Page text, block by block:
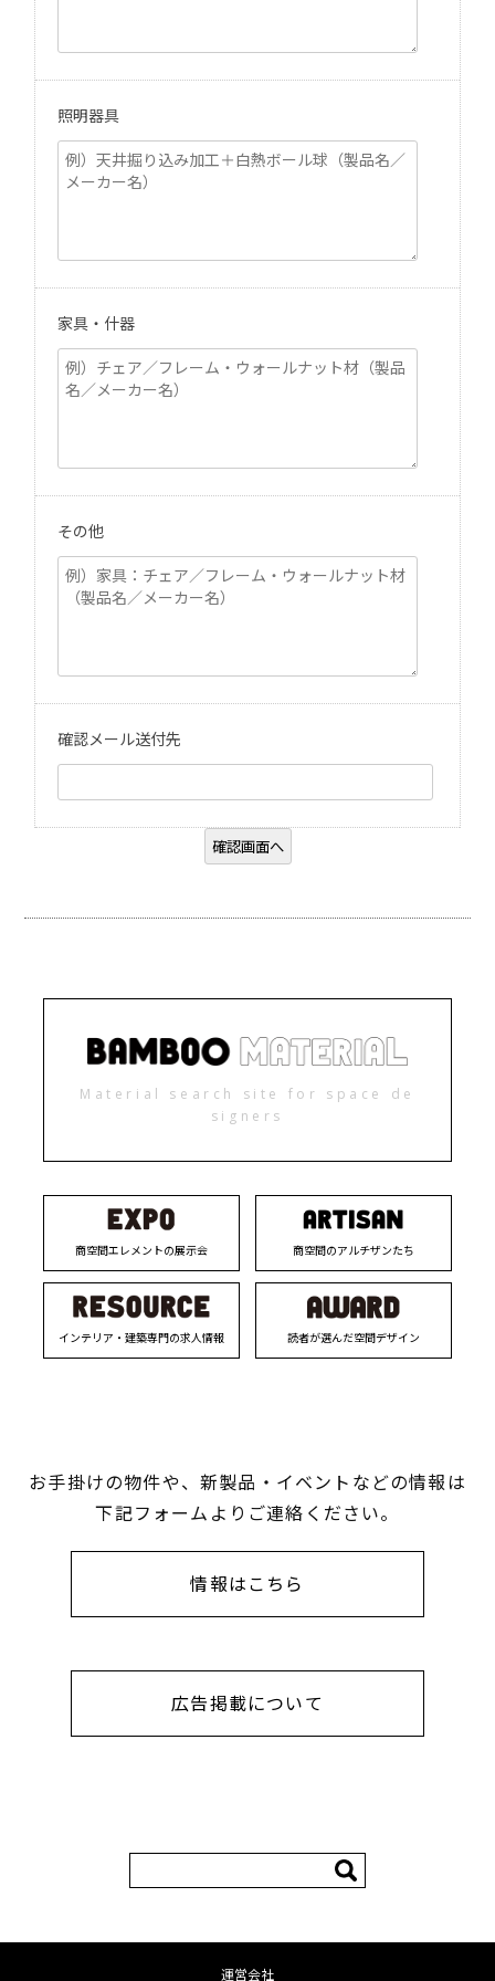
照明器具
家具・什器
その他
確認メール送付先
Material search site for space de
signers
商空間エレメントの展示会 商空間のアルチザンたち
インテリア・建築専門の求人情報 読者が選んだ空間デザイン
お手掛けの物件や、新製品・イベントなどの情報は
下記フォームよりご連絡ください。
情報はこちら
広告掲載について
索:
運営会社